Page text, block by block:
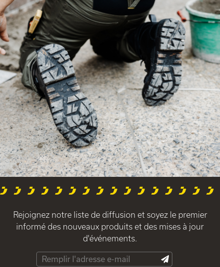
Rejoignez notre liste de diffusion et soyez le premier
informé des nouveaux produits et des mises à jour
d'événements.